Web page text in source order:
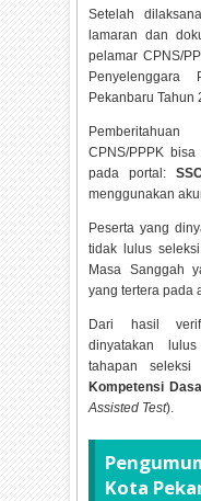
Setelah
lamaran dan
pelamar CPNS/
Penyelenggara
Pekanbaru Tahun
CPNS/PPPK
pada portal:
menggunakan
Peserta yang
tidak lulus
Masa Sanggah
yang tertera pada
Dari hasil
dinyatakan
tahapan
Kompetensi
Assisted Test).
Kota